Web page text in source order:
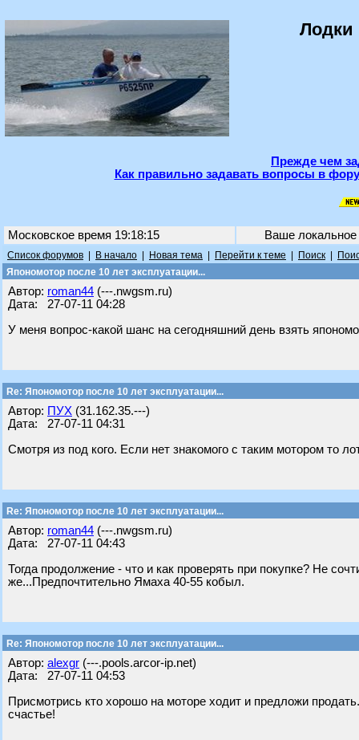
Лодки
Прежде чем
Как правильно задавать вопросы в
Московское время 19:18:15 Ваше
Список форумов В начало Новая тема Перейти к теме Поиск
Япономотор после 10 лет эксплуатации...
Автор: roman44 (---.nwgsm.ru)
Дата: 27-07-11 04:28
У меня вопрос-какой шанс на сегодняшний день взять
Re: Япономотор после 10 лет эксплуатации...
Автор: ПУХ (31.162.35.---)
Дата: 27-07-11 04:31
Смотря из под кого. Если нет знакомого с таким мотором то
Re: Япономотор после 10 лет эксплуатации...
Автор: roman44 (---.nwgsm.ru)
Дата: 27-07-11 04:43
Тогда продолжение - что и как проверять при покупке? Не
же...Предпочтительно Ямаха 40-55 кобыл.
Re: Япономотор после 10 лет эксплуатации...
Автор: alexgr (---.pools.arcor-ip.net)
Дата: 27-07-11 04:53
Присмотрись кто хорошо на моторе ходит и предложи
счастье!